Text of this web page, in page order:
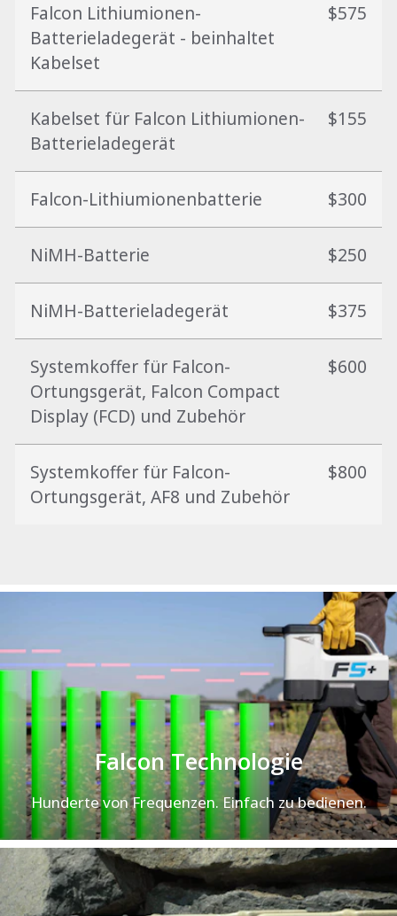
Falcon Lithiumionen-
Batterieladegerät - beinhaltet
Kabelset
$575
Kabelset für Falcon Lithiumionen-
Batterieladegerät
$155
Falcon-Lithiumionenbatterie $300
NiMH-Batterie $250
NiMH-Batterieladegerät $375
Systemkoffer für Falcon-
Ortungsgerät, Falcon Compact
Display (FCD) und Zubehör
$600
Systemkoffer für Falcon-
Ortungsgerät, AF8 und Zubehör
$800
Falcon Technologie
Hunderte von Frequenzen. Einfach zu bedienen.